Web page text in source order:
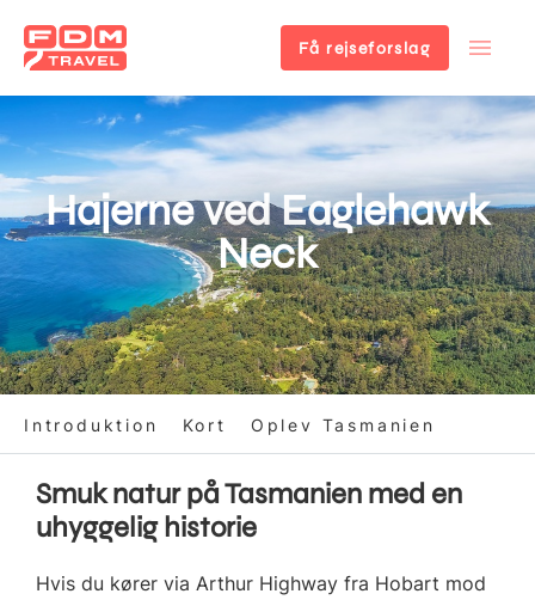
til
hovedindhold
Få rejseforslag
Hajerne ved Eaglehawk
Neck
Introduktion Kort Oplev Tasmanien
Smuk natur på Tasmanien med en
uhyggelig historie
Hvis du kører via Arthur Highway fra Hobart mod